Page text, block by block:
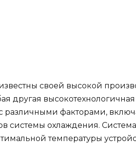
своей высокой
другая высокотехнологичная
различными факторами,
системы охлаждения.
температуры